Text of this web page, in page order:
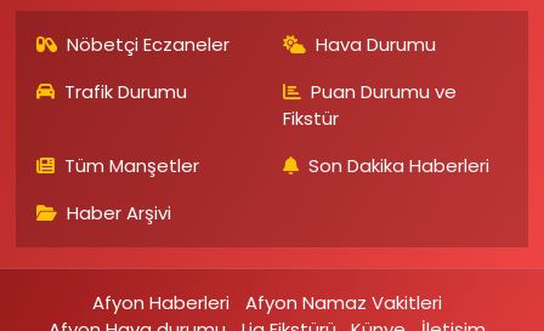
Nöbetçi Eczaneler
Hava Durumu
Trafik Durumu
Puan Durumu ve
Fikstür
Tüm Manşetler
Son Dakika Haberleri
Haber Arşivi
Afyon Haberleri
Afyon Namaz Vakitleri